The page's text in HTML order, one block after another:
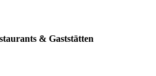
& Gaststätten